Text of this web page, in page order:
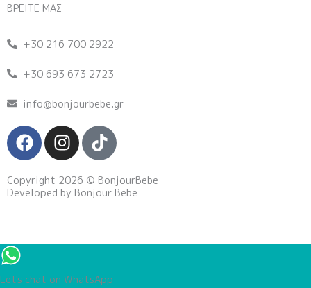
ΒΡΕΙΤΕ ΜΑΣ
+30 216 700 2922
+30 693 673 2723
info@bonjourbebe.gr
F
a
c
e
b
I
n
s
t
a
m
T
i
k
t
o
Copyright 2026 © BonjourBebe
Developed by Bonjour Bebe
Let's chat on WhatsApp